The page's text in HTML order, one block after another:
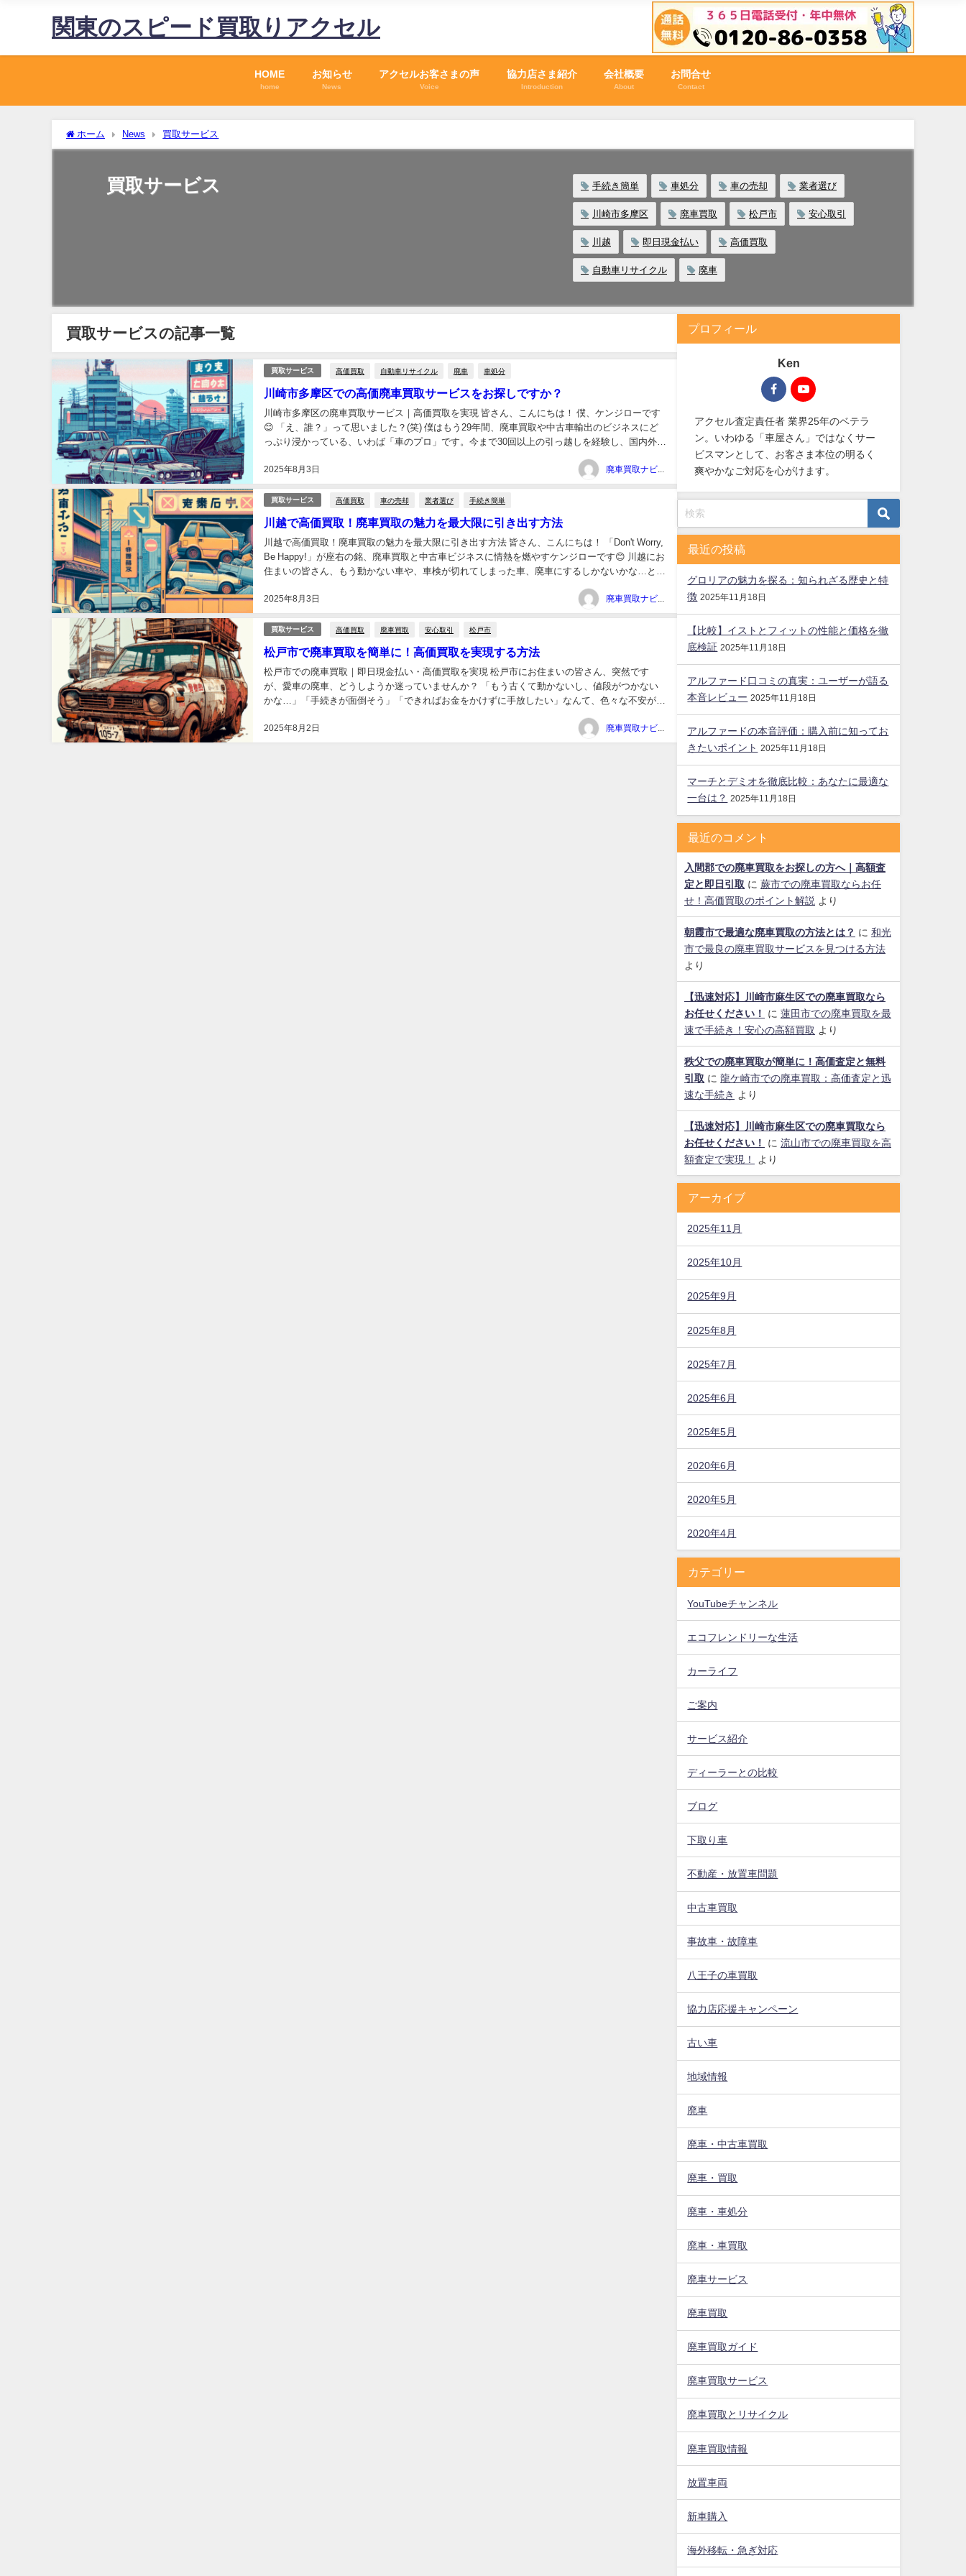
関東のスピード買取りアクセル
HOME
home
お知らせ
News
アクセルお客さまの声
Voice
協力店さま紹介
Introduction
会社概要
About
お問合せ
Contact
ホーム News 買取サービス
買取サービス 手続き簡単 車処分 車の売却 業者選び
川崎市多摩区 廃車買取 松戸市 安心取引
川越 即日現金払い 高価買取
自動車リサイクル 廃車
買取サービスの記事一覧
買取サービス 高価買取 自動車リサイクル 廃車 車処分
川崎市多摩区での高価廃車買取サービスをお探しですか？
2025年8月3日
川崎市多摩区の廃車買取サービス｜高価買取を実現 皆さん、こんにちは！ 僕、ケンジローです
😊 「え、誰？」って思いました？(笑) 僕はもう29年間、廃車買取や中古車輸出のビジネスにど
っぷり浸かっている、いわば「車のプロ」です。今まで30回以上の引っ越しを経験し、国内外問
買取サービス 高価買取 車の売却 業者選び 手続き簡単
川越で高価買取！廃車買取の魅力を最大限に引き出す方法
2025年8月3日
川越で高価買取！廃車買取の魅力を最大限に引き出す方法 皆さん、こんにちは！ 「Don't Worry,
Be Happy!」が座右の銘、廃車買取と中古車ビジネスに情熱を燃やすケンジローです😊 川越にお
住まいの皆さん、もう動かない車や、車検が切れてしまった車、廃車にするしかないかな…と諦
買取サービス 高価買取 廃車買取 安心取引 松戸市
松戸市で廃車買取を簡単に！高価買取を実現する方法
2025年8月2日
松戸市での廃車買取｜即日現金払い・高価買取を実現 松戸市にお住まいの皆さん、突然です
が、愛車の廃車、どうしようか迷っていませんか？ 「もう古くて動かないし、値段がつかない
かな…」「手続きが面倒そう」「できればお金をかけずに手放したい」なんて、色々な不安があ
プロフィール
Ken
アクセル査定責任者 業界25年のベテラ
ン。いわゆる「車屋さん」ではなくサー
ビスマンとして、お客さま本位の明るく
爽やかなご対応を心がけます。
最近の投稿
グロリアの魅力を探る：知られざる歴史と特
徴 2025年11月18日
【比較】イストとフィットの性能と価格を徹
底検証 2025年11月18日
アルファード口コミの真実：ユーザーが語る
本音レビュー 2025年11月18日
アルファードの本音評価：購入前に知ってお
きたいポイント
2025年11月18日
マーチとデミオを徹底比較：あなたに最適な
一台は？
2025年11月18日
最近のコメント
入間郡での廃車買取をお探しの方へ｜高額査
定と即日引取 に 蕨市での廃車買取ならお任
せ！高価買取のポイント解説 より
朝霞市で最適な廃車買取の方法とは？ に 和光
市で最良の廃車買取サービスを見つける方法
より
【迅速対応】川崎市麻生区での廃車買取なら
お任せください！
に 蓮田市での廃車買取を最
速で手続き！安心の高額買取 より
秩父での廃車買取が簡単に！高価査定と無料
引取 に 龍ケ崎市での廃車買取：高価査定と迅
速な手続き
より
【迅速対応】川崎市麻生区での廃車買取なら
お任せください！
に 流山市での廃車買取を高
額査定で実現！
より
アーカイブ
2025年11月
2025年10月
2025年9月
2025年8月
2025年7月
2025年6月
2025年5月
2020年6月
2020年5月
2020年4月
カテゴリー
YouTubeチャンネル
エコフレンドリーな生活
カーライフ
ご案内
サービス紹介
ディーラーとの比較
ブログ
下取り車
不動産・放置車問題
中古車買取
事故車・故障車
八王子の車買取
協力店応援キャンペーン
古い車
地域情報
廃車
廃車・中古車買取
廃車・買取
廃車・車処分
廃車・車買取
廃車サービス
廃車買取
廃車買取ガイド
廃車買取サービス
廃車買取とリサイクル
廃車買取情報
放置車両
新車購入
海外移転・急ぎ対応